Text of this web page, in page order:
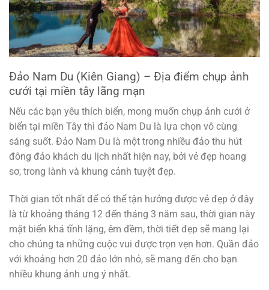
Đảo Nam Du (Kiên Giang) – Địa điểm chụp ảnh
cưới tại miền tây lãng mạn
Nếu các bạn yêu thích biển, mong muốn chụp ảnh cưới ở
biển tại miền Tây thì đảo Nam Du là lựa chọn vô cùng
sáng suốt. Đảo Nam Du là một trong nhiều đảo thu hút
đông đảo khách du lịch nhất hiện nay, bởi vẻ đẹp hoang
sơ, trong lành và khung cảnh tuyệt đẹp.
Thời gian tốt nhất để có thể tận hưởng được vẻ đẹp ở đây
là từ khoảng tháng 12 đến tháng 3 năm sau, thời gian này
mặt biển khá tĩnh lặng, êm đềm, thời tiết đẹp sẽ mang lại
cho chúng ta những cuộc vui được trọn vẹn hơn. Quần đảo
với khoảng hơn 20 đảo lớn nhỏ, sẽ mang đến cho bạn
nhiều khung ảnh ưng ý nhất.